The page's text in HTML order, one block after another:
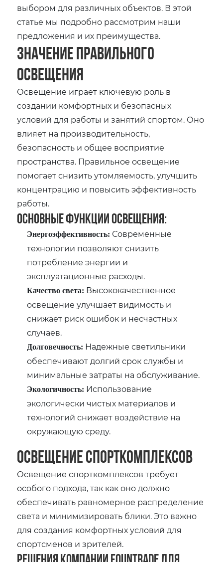
выбором для различных объектов. В этой
статье мы подробно рассмотрим наши
предложения и их преимущества.
Значение правильного
освещения
Освещение играет ключевую роль в
создании комфортных и безопасных
условий для работы и занятий спортом. Оно
влияет на производительность,
безопасность и общее восприятие
пространства. Правильное освещение
помогает снизить утомляемость, улучшить
концентрацию и повысить эффективность
работы.
Основные функции освещения:
Энергоэффективность: Современные
технологии позволяют снизить
потребление энергии и
эксплуатационные расходы.
Качество света: Высококачественное
освещение улучшает видимость и
снижает риск ошибок и несчастных
случаев.
Долговечность: Надежные светильники
обеспечивают долгий срок службы и
минимальные затраты на обслуживание.
Экологичность: Использование
экологически чистых материалов и
технологий снижает воздействие на
окружающую среду.
Освещение спорткомплексов
Освещение спорткомплексов требует
особого подхода, так как оно должно
обеспечивать равномерное распределение
света и минимизировать блики. Это важно
для создания комфортных условий для
спортсменов и зрителей.